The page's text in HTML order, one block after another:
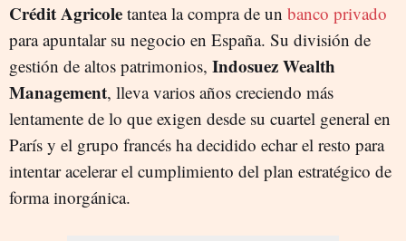
Crédit Agricole tantea la compra de un banco privado
para apuntalar su negocio en España. Su división de
gestión de altos patrimonios, Indosuez Wealth
Management, lleva varios años creciendo más
lentamente de lo que exigen desde su cuartel general en
París y el grupo francés ha decidido echar el resto para
intentar acelerar el cumplimiento del plan estratégico de
forma inorgánica.